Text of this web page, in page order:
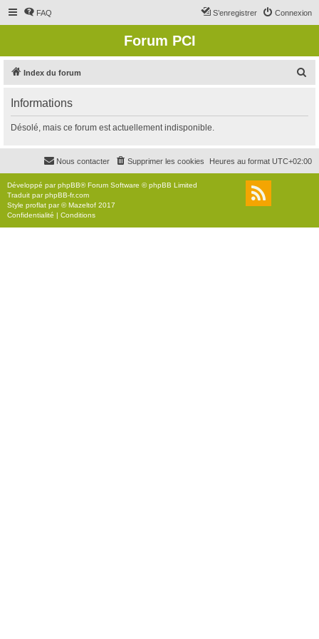
FAQ Connexion
S’enregistrer
Forum PCI
Index du forum
r
c
r
Informations
Désolé, mais ce forum est actuellement indisponible.
Heures au format UTC+02:00
Supprimer les cookies
Nous contacter
Développé parphpBB® Forum Software © phpBB Limited
Traduit parphpBB-fr.com
Style proflat par ©Mazeltof 2017
Confidentialité | Conditions